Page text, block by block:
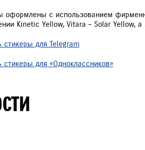
оформлены с использованием
Kinetic Yellow, Vitara – Solar Yellow, а
стикеры для Telegram
стикеры для «Одноклассников»